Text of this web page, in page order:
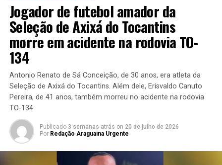
Jogador de futebol amador da
Seleção de Axixá do Tocantins
morre em acidente na rodovia TO-
134
Antonio Renato de Sá Conceição, de 30 anos, era atleta da
Seleção de Axixá do Tocantins. Além dele, Erisvaldo Canuto
Pereira, de 41 anos, também morreu no acidente na rodovia
TO-134
Publicado 3 semanas atrás on 20 de julho de 2026
Por Redação Araguaina Urgente